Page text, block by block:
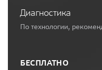
Диагностика
По технологии,
БЕСПЛАТНО